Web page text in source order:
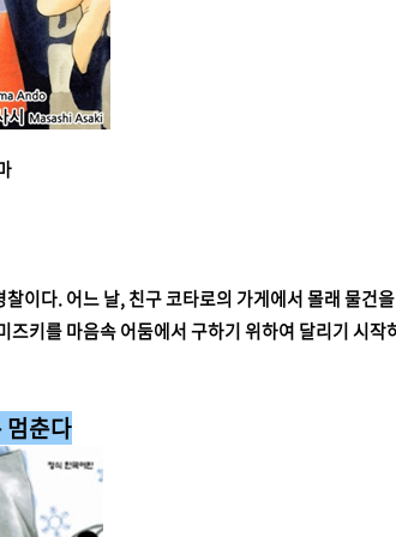
이다. 어느 날, 친구 코타로의 가게에서 몰래 물건
키를 마음속 어둠에서 구하기 위하여 달리기 시작
멈춘다